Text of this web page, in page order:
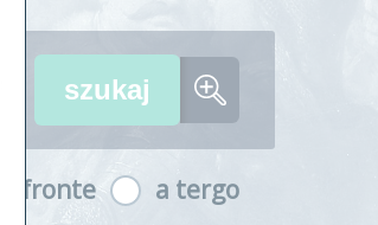
a fronte a tergo